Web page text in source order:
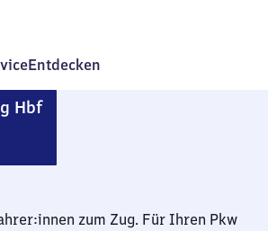
Entdecken
HbfAschaffenburg
zum Zug. Für Ihren Pkw